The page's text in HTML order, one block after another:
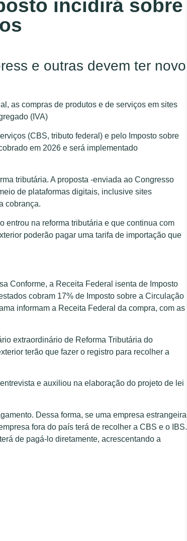
incidirá sobre
e outras devem ter novo
as compras de produtos e de serviços em sites
(IVA)
(CBS, tributo federal) e pelo Imposto sobre
em 2026 e será implementado
tributária. A proposta -enviada ao Congresso
de plataformas digitais, inclusive sites
cobrança.
entrou na reforma tributária e que continua com
poderão pagar uma tarifa de importação que
Conforme, a Receita Federal isenta de Imposto
cobram 17% de Imposto sobre a Circulação
informam a Receita Federal da compra, com as
extraordinário de Reforma Tributária do
terão que fazer o registro para recolher a
e auxiliou na elaboração do projeto de lei
Dessa forma, se uma empresa estrangeira
fora do país terá de recolher a CBS e o IBS.
de pagá-lo diretamente, acrescentando a